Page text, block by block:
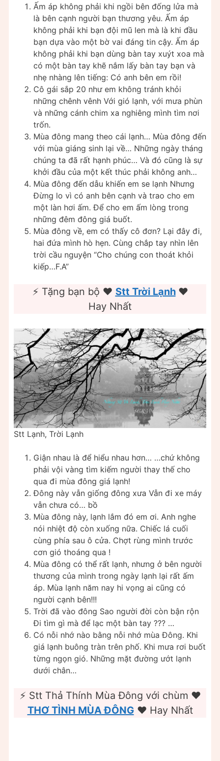
Ấm áp không phải khi ngồi bên đống lửa mà
là bên cạnh người bạn thương yêu. Ấm áp
không phải khi bạn đội mũ len mà là khi đầu
bạn dựa vào một bờ vai đáng tin cậy. Ấm áp
không phải khi bạn dùng bàn tay xuýt xoa mà
có một bàn tay khẽ nắm lấy bàn tay bạn và
nhẹ nhàng lên tiếng: Có anh bên em rồi!
Cô gái sắp 20 như em không tránh khỏi
những chênh vênh Với gió lạnh, với mưa phùn
và những cánh chim xa nghiêng mình tìm nơi
trốn.
Mùa đông mang theo cái lạnh… Mùa đông đến
với mùa giáng sinh lại về… Những ngày tháng
chúng ta đã rất hạnh phúc… Và đó cũng là sự
khởi đầu của một kết thúc phải không anh…
Mùa đông đến dẫu khiến em se lạnh Nhưng
Đừng lo vì có anh bên cạnh và trao cho em
một làn hơi ấm. Để cho em ấm lòng trong
những đêm đông giá buốt.
Mùa đông về, em có thấy cô đơn? Lại đây đi,
hai đứa mình hò hẹn. Cùng chắp tay nhìn lên
trời cầu nguyện “Cho chúng con thoát khỏi
kiếp…F.A”
⚡ Tặng bạn bộ ❤️️ Stt Trời Lạnh ❤️️
Hay Nhất
Stt Lạnh, Trời Lạnh
Giận nhau là để hiểu nhau hơn… …chứ không
phải vội vàng tìm kiếm người thay thế cho
qua đi mùa đông giá lạnh!
Đông này vẫn giống đông xưa Vẫn đi xe máy
vẫn chưa có… bồ
Mùa đông này, lạnh lắm đó em ơi. Anh nghe
nói nhiệt độ còn xuống nữa. Chiếc lá cuối
cùng phía sau ô cửa. Chợt rùng mình trước
cơn gió thoáng qua !
Mùa đông có thể rất lạnh, nhưng ở bên người
thương của mình trong ngày lạnh lại rất ấm
áp. Mùa lạnh năm nay hi vọng ai cũng có
người cạnh bên!!!
Trời đã vào đông Sao người đời còn bận rộn
Đi tìm gì mà để lạc một bàn tay ??? …
Có nỗi nhớ nào bằng nỗi nhớ mùa Đông. Khi
giá lạnh buông tràn trên phố. Khi mưa rơi buốt
từng ngọn gió. Những mặt đường ướt lạnh
dưới chân…
⚡ Stt Thả Thính Mùa Đông với chùm ❤️️
THƠ TÌNH MÙA ĐÔNG❤️️ Hay Nhất